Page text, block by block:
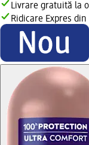
Livrare gratuită la
Ridicare Expres